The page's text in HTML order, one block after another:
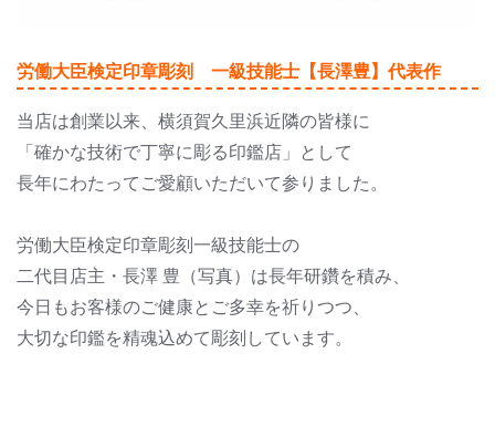
労働大臣検定印章彫刻 一級技能士【長澤豊】代表作
当店は創業以来、横須賀久里浜近隣の皆様に
「確かな技術で丁寧に彫る印鑑店」として
長年にわたってご愛顧いただいて参りました。
労働大臣検定印章彫刻一級技能士の
二代目店主・長澤 豊（写真）は長年研鑽を積み、
今日もお客様のご健康とご多幸を祈りつつ、
大切な印鑑を精魂込めて彫刻しています。